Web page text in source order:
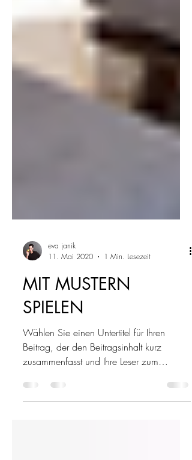
11. Mai 2020
1 Min. Lesezeit
MIT MUSTERN
SPIELEN
Wählen Sie einen Untertitel für Ihren
Beitrag, der den Beitragsinhalt kurz
zusammenfasst und Ihre Leser zum